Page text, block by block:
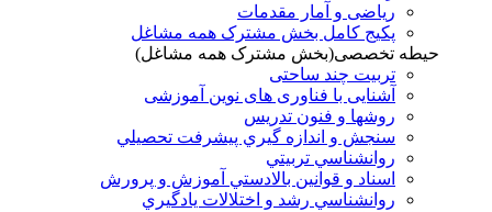
ریاضی و آمار مقدمات
پکیج کامل بخش مشترک همه مشاغل
حیطه تخصصی(بخش مشترک همه مشاغل)
تربیت چند ساحتی
آشنایی با فناوری های نوین آموزشی
روشها و فنون تدريس
سنجش و اندازه گيري پيشرفت تحصيلي
روانشناسي تربيتي
اسناد و قوانين بالادستي آموزش و پرورش
روانشناسي رشد و اختلالات يادگيري